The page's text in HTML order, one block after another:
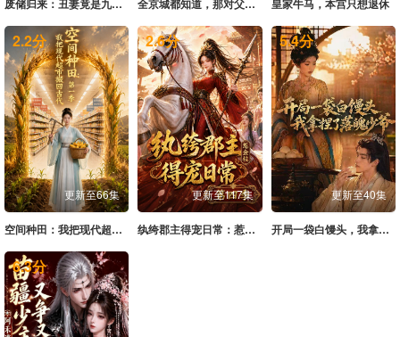
废储归来：丑妻竟是九天女帝 全京城都知道，那对父女是双坑了 皇家牛马，本宫只想退休
2.2分
更新至66集
空间种田：我把现代超市搬回古代第一季
2.6分
更新至117集
纨绔郡主得宠日常：惹金枝第四季
5.4分
更新至40集
开局一袋白馒头，我拿捏了落魄少爷
6.3分